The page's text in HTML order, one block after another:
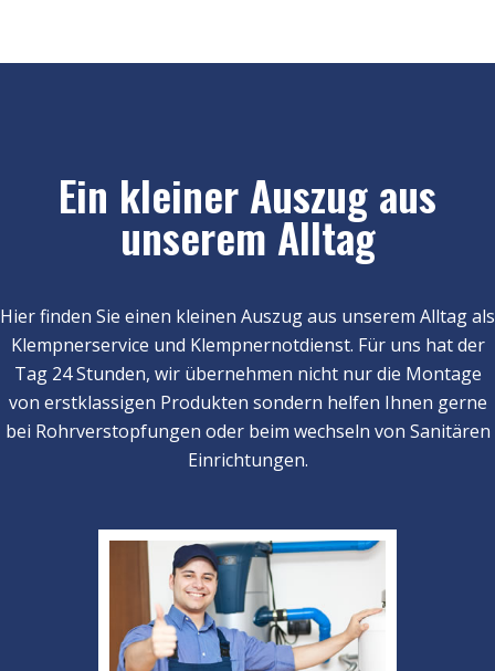
Ein kleiner Auszug aus
unserem Alltag
Hier finden Sie einen kleinen Auszug aus unserem Alltag als
Klempnerservice und Klempnernotdienst. Für uns hat der
Tag 24 Stunden, wir übernehmen nicht nur die Montage
von erstklassigen Produkten sondern helfen Ihnen gerne
bei Rohrverstopfungen oder beim wechseln von Sanitären
Einrichtungen.